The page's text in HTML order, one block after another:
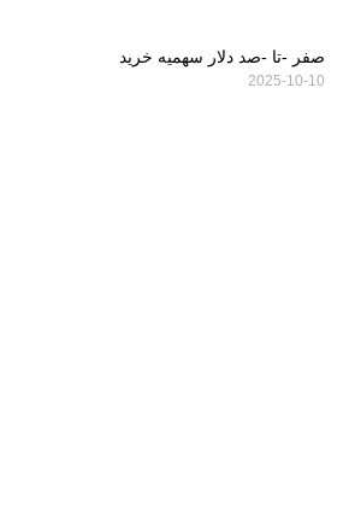
صفر -تا -صد دلار سهمیه خرید
2025-10-10